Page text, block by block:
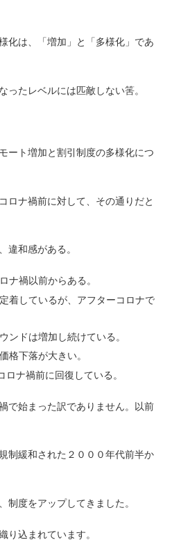
化は、「増加」と「多様化」であ
ったレベルには匹敵しない筈。
ート増加と割引制度の多様化につ
ロナ禍前に対して、その通りだと
違和感がある。
ナ禍以前からある。
着しているが、アフターコロナで
ンドは増加し続けている。
格下落が大きい。
ナ禍前に回復している。
で始まった訳でありません。以前
制緩和された２０００年代前半か
制度をアップしてきました。
り込まれています。